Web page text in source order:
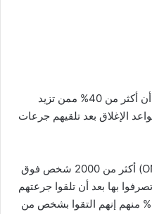
اخبار بريطانيا- نشرت بيانات جديدة أن أكثر من 40% ممن تزيد
قد خرقوا قواعد الإغلاق بعد تلقيهم جرعات
سأل مكتب الإحصاءات الوطنية (ONS) أكثر من 2000 شخص فوق
تصرفوا بها بعد أن تلقوا جرعتهم
الأولى من اللقاح، وأجاب حوالي 43% منهم إنهم التقوا بشخص من